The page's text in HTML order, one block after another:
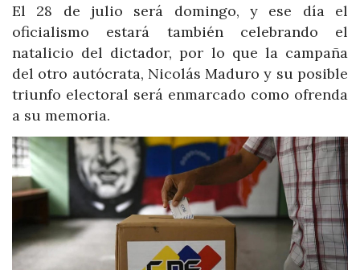
El 28 de julio será domingo, y ese día el
oficialismo estará también celebrando el
natalicio del dictador, por lo que la campaña
del otro autócrata, Nicolás Maduro y su posible
triunfo electoral será enmarcado como ofrenda
a su memoria.